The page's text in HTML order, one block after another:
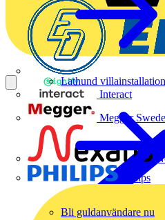
Interact
Megger
Philips
Lathund
Bli guldanvändare nu